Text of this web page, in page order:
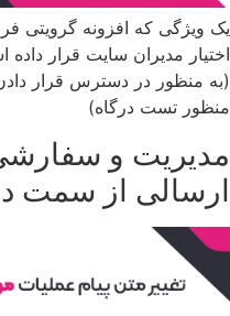
یک ویژگی که افزونه گرویتی
اختیار مدیران سایت قرار
(به منظور در دسترس قرار
منظور تست درگاه)
مدیریت و
ارسالی از سمت